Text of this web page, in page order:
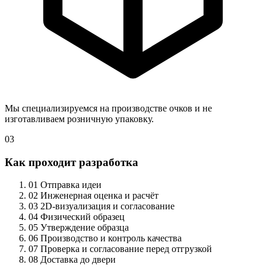
Мы специализируемся на производстве очков и не
изготавливаем розничную упаковку.
03
Как проходит разработка
01 Отправка идеи
02 Инженерная оценка и расчёт
03 2D-визуализация и согласование
04 Физический образец
05 Утверждение образца
06 Производство и контроль качества
07 Проверка и согласование перед отгрузкой
08 Доставка до двери